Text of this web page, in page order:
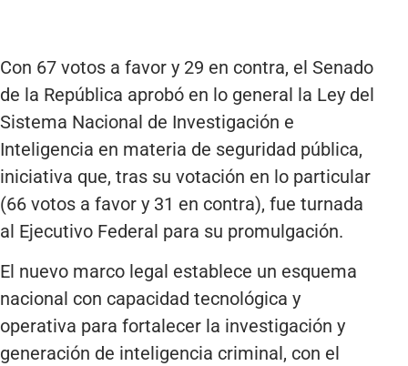
Con 67 votos a favor y 29 en contra, el Senado
de la República aprobó en lo general la Ley del
Sistema Nacional de Investigación e
Inteligencia en materia de seguridad pública,
iniciativa que, tras su votación en lo particular
(66 votos a favor y 31 en contra), fue turnada
al Ejecutivo Federal para su promulgación.
El nuevo marco legal establece un esquema
nacional con capacidad tecnológica y
operativa para fortalecer la investigación y
generación de inteligencia criminal, con el